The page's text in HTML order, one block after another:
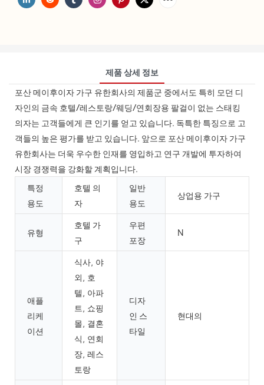
제품 상세 정보
포산 메이후이자 가구 유한회사의 제품군 중에서도 특히 모던 디
자인의 금속 호텔/레스토랑/웨딩/연회장용 팔걸이 없는 스태킹
의자는 고객들에게 큰 인기를 얻고 있습니다. 독특한 특징으로 고
객들의 높은 평가를 받고 있습니다. 앞으로 포산 메이후이자 가구
유한회사는 더욱 우수한 인재를 영입하고 연구 개발에 투자하여
시장 경쟁력을 강화할 계획입니다.
특정
용도
호텔 의
자
일반
용도
상업용 가구
유형
호텔 가
구
우편
포장
N
애플
리케
이션
식사, 야
외, 호
텔, 아파
트, 쇼핑
몰, 결혼
식, 연회
장, 레스
토랑
디자
인 스
타일
현대의